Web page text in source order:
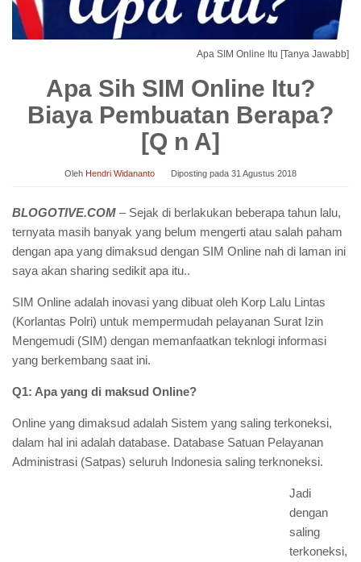
Apa SIM Online Itu [Tanya Jawabb]
Apa Sih SIM Online Itu?
Biaya Pembuatan Berapa?
[Q n A]
Oleh Hendri Widananto Diposting pada 31 Agustus 2018
BLOGOTIVE.COM – Sejak di berlakukan beberapa tahun lalu,
ternyata masih banyak yang belum mengerti atau salah paham
dengan apa yang dimaksud dengan SIM Online nah di laman ini
saya akan sharing sedikit apa itu..
SIM Online adalah inovasi yang dibuat oleh Korp Lalu Lintas
(Korlantas Polri) untuk mempermudah pelayanan Surat Izin
Mengemudi (SIM) dengan memanfaatkan teknlogi informasi
yang berkembang saat ini.
Q1: Apa yang di maksud Online?
Online yang dimaksud adalah Sistem yang saling terkoneksi,
dalam hal ini adalah database. Database Satuan Pelayanan
Administrasi (Satpas) seluruh Indonesia saling terknoneksi.
Jadi
dengan
saling
terkoneksi,